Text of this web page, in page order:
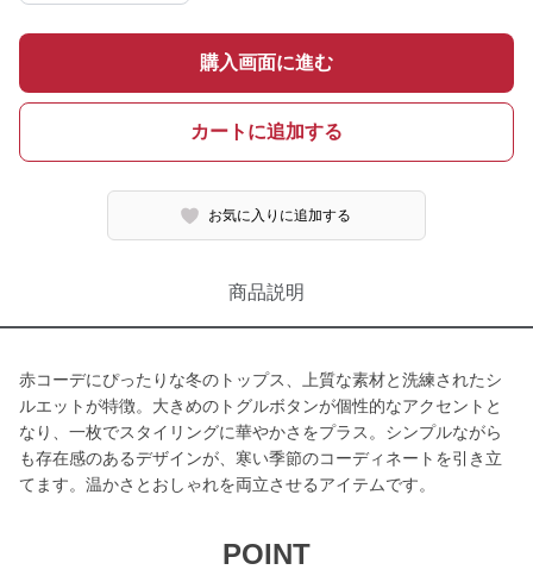
購入画面に進む
カートに追加する
お気に入りに追加する
商品説明
赤コーデにぴったりな冬のトップス、上質な素材と洗練されたシ
ルエットが特徴。大きめのトグルボタンが個性的なアクセントと
なり、一枚でスタイリングに華やかさをプラス。シンプルながら
も存在感のあるデザインが、寒い季節のコーディネートを引き立
てます。温かさとおしゃれを両立させるアイテムです。
POINT